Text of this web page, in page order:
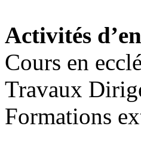
Activités
Cours en
Travaux
Formations